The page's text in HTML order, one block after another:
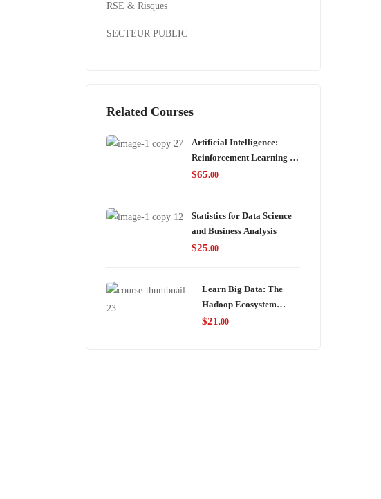
RSE & Risques
SECTEUR PUBLIC
Related Courses
Artificial Intelligence:
Reinforcement Learning in
Python
$65.00
Statistics for Data Science
and Business Analysis
$25.00
Learn Big Data: The
Hadoop Ecosystem
Masterclass
$21.00